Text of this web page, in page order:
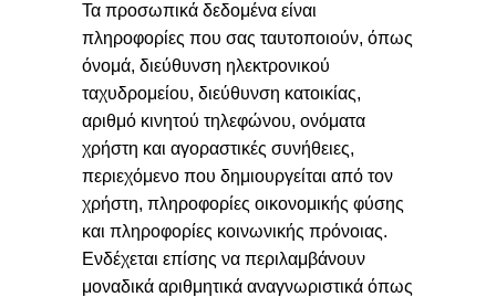
Τα προσωπικά δεδομένα είναι
πληροφορίες που σας ταυτοποιούν, όπως
όνομά, διεύθυνση ηλεκτρονικού
ταχυδρομείου, διεύθυνση κατοικίας,
αριθμό κινητού τηλεφώνου, ονόματα
χρήστη και αγοραστικές συνήθειες,
περιεχόμενο που δημιουργείται από τον
χρήστη, πληροφορίες οικονομικής φύσης
και πληροφορίες κοινωνικής πρόνοιας.
Ενδέχεται επίσης να περιλαμβάνουν
μοναδικά αριθμητικά αναγνωριστικά όπως